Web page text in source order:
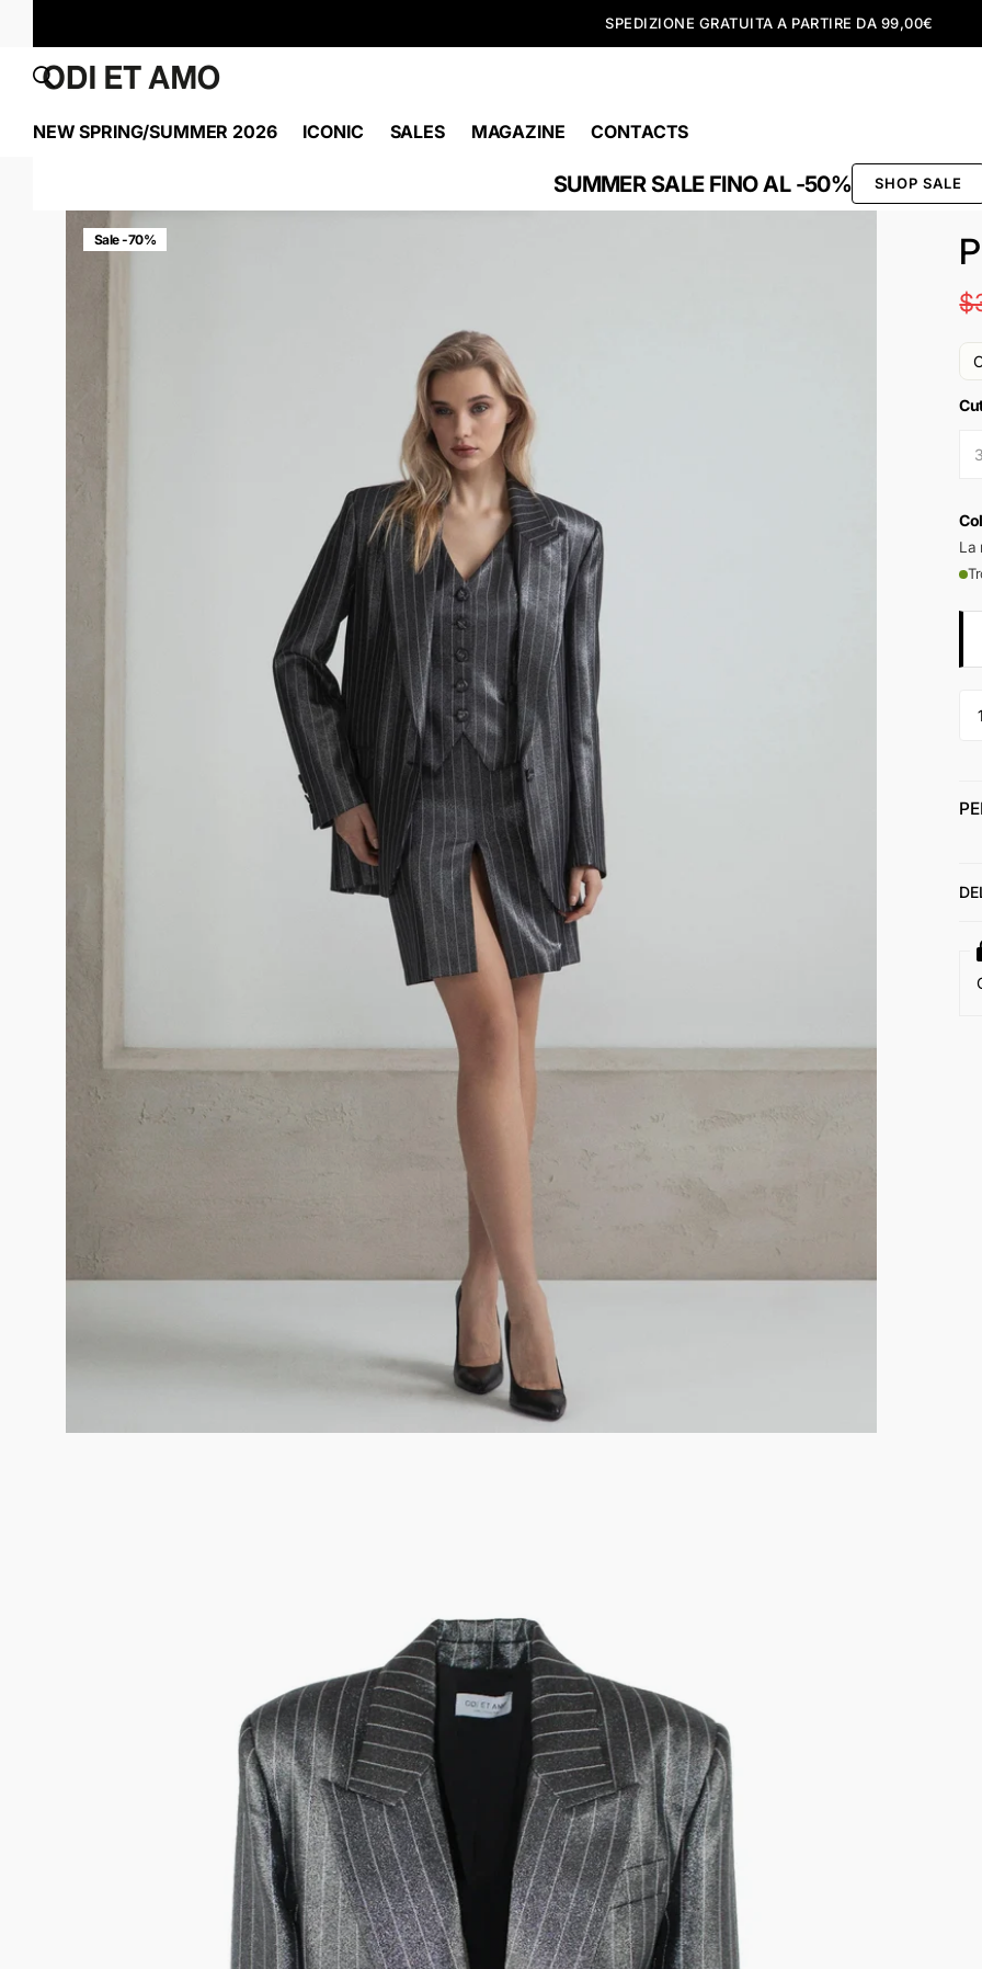
SPEDIZIONE GRATUITA A PARTIRE DA 99,00€
NEW SPRING/SUMMER 2026 ICONIC SALES MAGAZINE CONTACTS
SUMMER SALE FINO AL -50% SHOP SALE
Sale -70%
La